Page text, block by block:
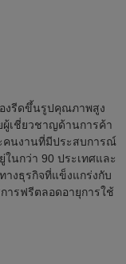
งรีดขึ้นรูปคุณภาพสูง
ผู้เชี่ยวชาญด้านการค้า
คนงานที่มีประสบการณ์
ในกว่า 90 ประเทศและ
างธุรกิจที่แข็งแกร่งกับ
ารฟรีตลอดอายุการใช้